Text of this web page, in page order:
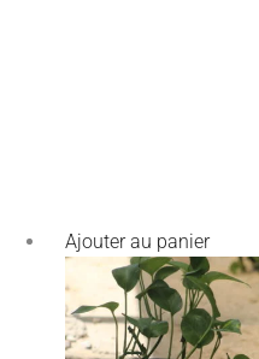
Ajouter au panier